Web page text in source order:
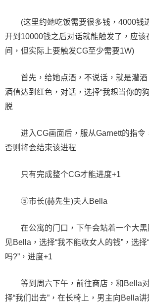
(这里约她吃饭需要很多钱，4000钱
开到10000钱之后对话就能触发了，应该
间，但实际上要触发CG至少需要1W)
首先，给她点酒，不说话，就是灌
酒值达到红色，对话，选择“我想当你的
脱
进入CG画面后，服从Garnett的指令
否则将会结束该进程
只有完成整个CG才能进度+1
⑤市长(赫先生)夫人Bella
在公寓的门口，下午会站着一个大
见Bella，选择“我不能收女人的钱”，选
吗?”，进度+1
等到周六下午，前往商店，和Bella
择“我们出去”，在长椅上，男主向Bella